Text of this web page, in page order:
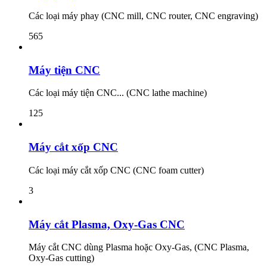
Các loại máy phay (CNC mill, CNC router, CNC engraving)
565
Máy tiện CNC
Các loại máy tiện CNC... (CNC lathe machine)
125
Máy cắt xốp CNC
Các loại máy cắt xốp CNC (CNC foam cutter)
3
Máy cắt Plasma, Oxy-Gas CNC
Máy cắt CNC dùng Plasma hoặc Oxy-Gas, (CNC Plasma,
Oxy-Gas cutting)